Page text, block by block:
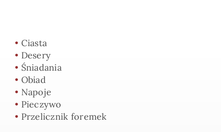
• Ciasta
• Desery
• Śniadania
• Obiad
• Napoje
• Pieczywo
• Przelicznik foremek